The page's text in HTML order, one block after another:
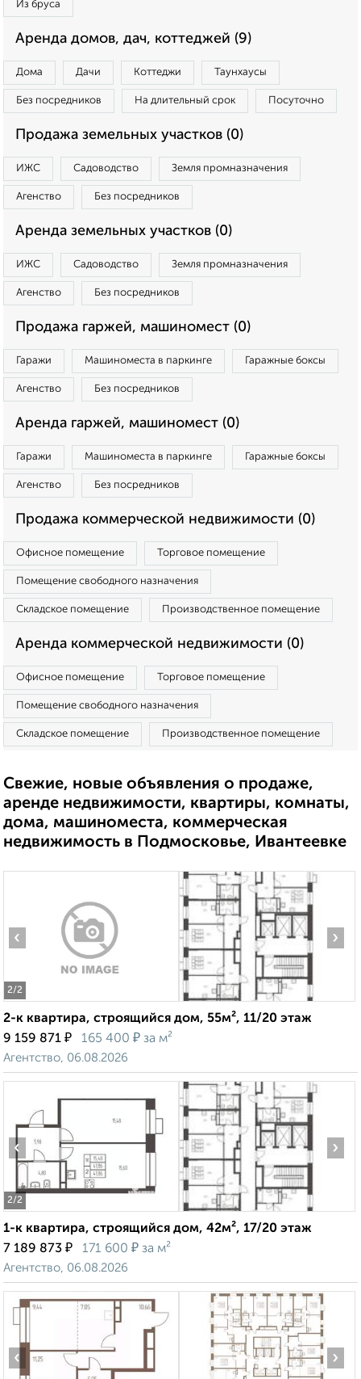
Из бруса
Аренда домов, дач, коттеджей (9)
Дома Дачи Коттеджи Таунхаусы
Без посредников На длительный срок Посуточно
Продажа земельных участков (0)
ИЖС Садоводство Земля промназначения
Агенство Без посредников
Аренда земельных участков (0)
ИЖС Садоводство Земля промназначения
Агенство Без посредников
Продажа гаржей, машиномест (0)
Гаражи Машиноместа в паркинге Гаражные боксы
Агенство Без посредников
Аренда гаржей, машиномест (0)
Гаражи Машиноместа в паркинге Гаражные боксы
Агенство Без посредников
Продажа коммерческой недвижимости (0)
Офисное помещение Торговое помещение
Помещение свободного назначения
Складское помещение Производственное помещение
Аренда коммерческой недвижимости (0)
Офисное помещение Торговое помещение
Помещение свободного назначения
Складское помещение Производственное помещение
Свежие, новые объявления о продаже,
аренде недвижимости, квартиры, комнаты,
дома, машиноместа, коммерческая
недвижимость в Подмосковье, Ивантеевке
2/2
‹ ›
2-к квартира, строящийся дом, 55м², 11/20 этаж
9 159 871 ₽ 165 400 ₽ за м²
Агентство, 06.08.2026
2/2
‹ ›
1-к квартира, строящийся дом, 42м², 17/20 этаж
7 189 873 ₽ 171 600 ₽ за м²
Агентство, 06.08.2026
‹ ›